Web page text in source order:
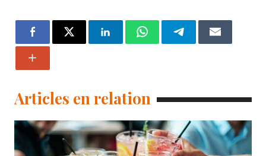
Articles en relation